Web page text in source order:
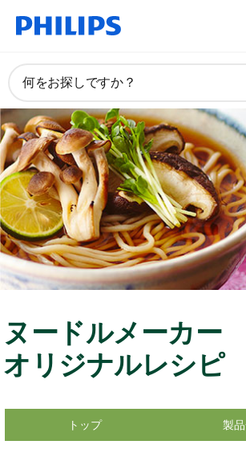
何をお探しですか？
ヌードルメーカー
オリジナルレシピ
トップ 製